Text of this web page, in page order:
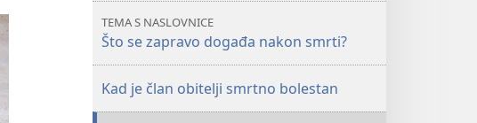
sve
što
imamo?
sve
imamo?
TEMA S NASLOVNICE
Što se zapravo događa nakon smrti?
Kad je član obitelji smrtno bolestan